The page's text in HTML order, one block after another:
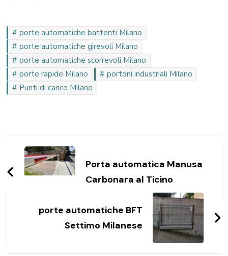
porte automatiche battenti Milano
porte automatiche girevoli Milano
porte automatiche scorrevoli Milano
porte rapide Milano
portoni industriali Milano
Punti di carico Milano
Navigazione
articoli
Porta automatica Manusa
Carbonara al Ticino
porte automatiche BFT
Settimo Milanese